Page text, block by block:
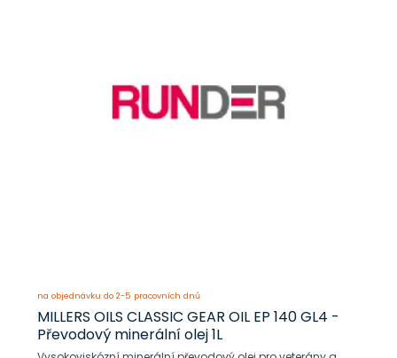
na objednávku do 2-5 pracovních dnů
MILLERS OILS CLASSIC GEAR OIL EP 140 GL4 -
Převodový minerální olej 1L